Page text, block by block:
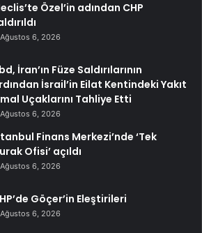
Özel’in adından CHP
Ağustos 6, 2026
İran’ın Füze Saldırılarının
İsrail’in Eilat Kentindeki Yakıt
Uçaklarını Tahliye Etti
Ağustos 6, 2026
Finans Merkezi’nde ‘Tek
Ofisi’ açıldı
Ağustos 6, 2026
Göçer’in Eleştirileri
Ağustos 6, 2026